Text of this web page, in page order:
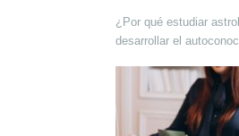
¿Por qué estudiar
desarrollar el